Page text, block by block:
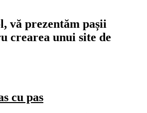
vă prezentăm pașii
crearea unui site de
cu pas